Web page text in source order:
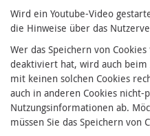
Wird ein Youtube-Video
die Hinweise über das
Wer das Speichern von
deaktiviert hat, wird auch beim
mit keinen solchen Cookies
auch in anderen Cookies nicht-
Nutzungsinformationen ab.
müssen Sie das Speichern von